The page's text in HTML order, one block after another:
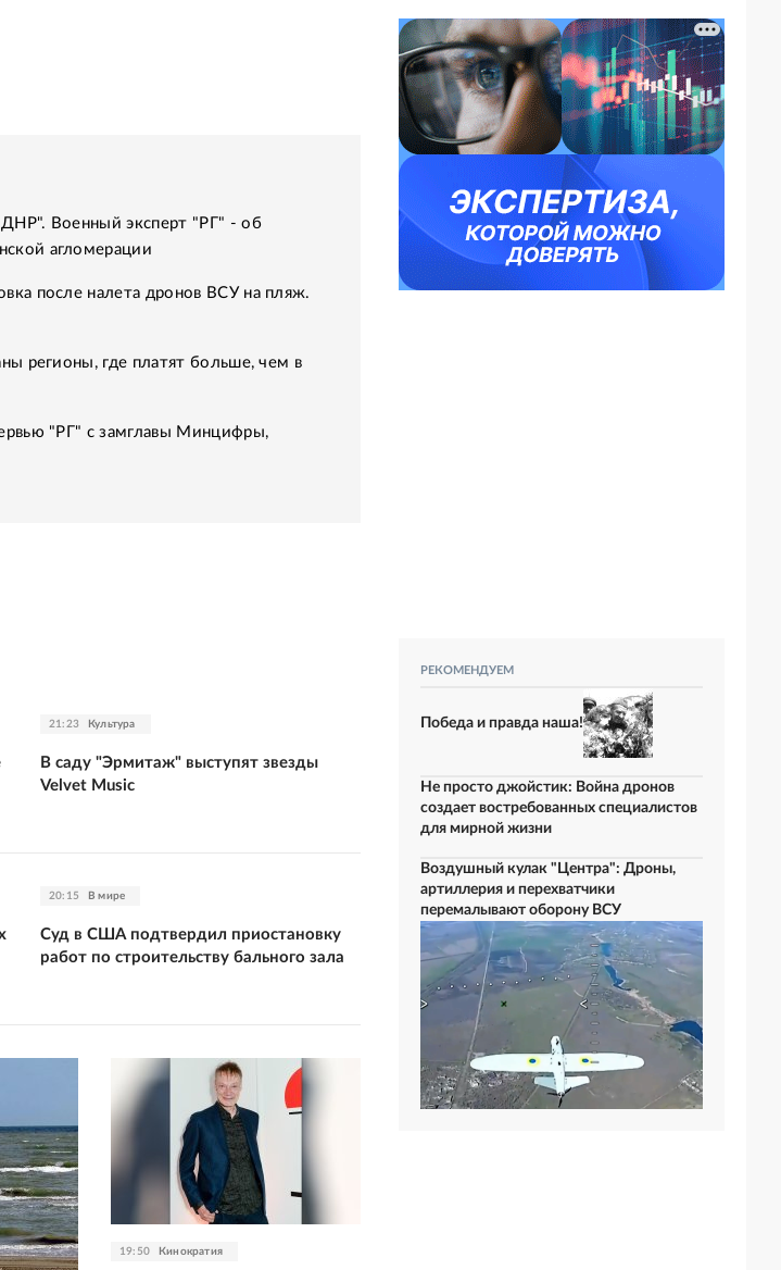
Военный эксперт "РГ" - об
агломерации
после налета дронов ВСУ на пляж.
регионы, где платят больше, чем в
"РГ" с замглавы Минцифры,
21:23 Культура
В саду "Эрмитаж" выступят звезды
Velvet Music
20:15 В мире
Суд в США подтвердил приостановку
работ по строительству бального зала
19:50 Кинократия
РЕКОМЕНДУЕМ
Победа и правда наша!
Не просто джойстик: Война дронов
создает востребованных специалистов
для мирной жизни
Воздушный кулак "Центра": Дроны,
артиллерия и перехватчики
перемалывают оборону ВСУ